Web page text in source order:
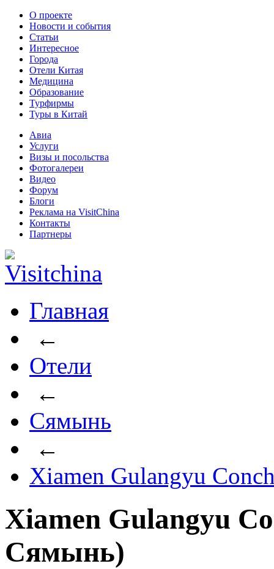
О проекте
Новости и события
Статьи
Интересное
Города
Отели Китая
Медицина
Образование
Турфирмы
Туры в Китай
Авиа
Услуги
Визы и посольства
Фотогалереи
Видео
Форум
Блоги
Реклама на VisitChina
Контакты
Партнеры
Главная
←
Отели
←
Сямынь
←
Xiamen Gulangyu
Xiamen Gulangyu
Сямынь)